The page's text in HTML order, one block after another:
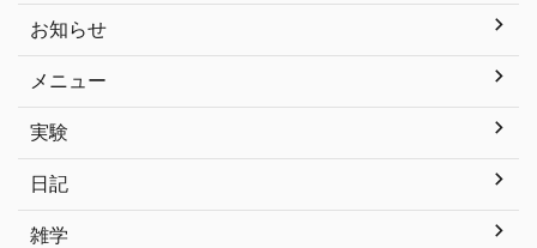
お知らせ
メニュー
実験
日記
雑学